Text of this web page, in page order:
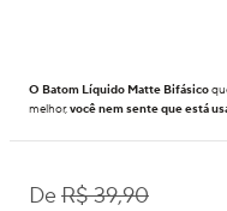
O Batom Líquido Matte Bifásico
melhor,você nem sente que está
De R$ 39,90